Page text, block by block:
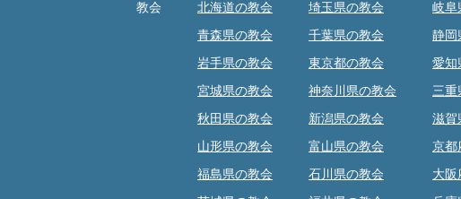
教会 北海道の教会
青森県の教会
岩手県の教会
宮城県の教会
秋田県の教会
山形県の教会
福島県の教会
埼玉県の教会
千葉県の教会
東京都の教会
神奈川県の教会
新潟県の教会
富山県の教会
石川県の教会
岐阜
静岡
愛知
三重
滋賀
京都
大阪